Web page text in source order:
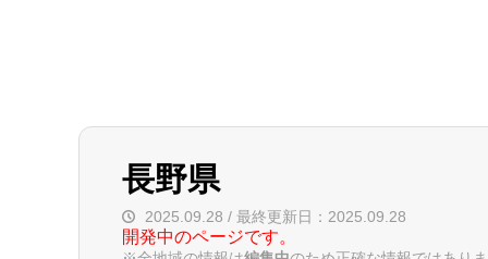
長野県
2025.09.28 / 最終更新日：2025.09.28
開発中のページです。